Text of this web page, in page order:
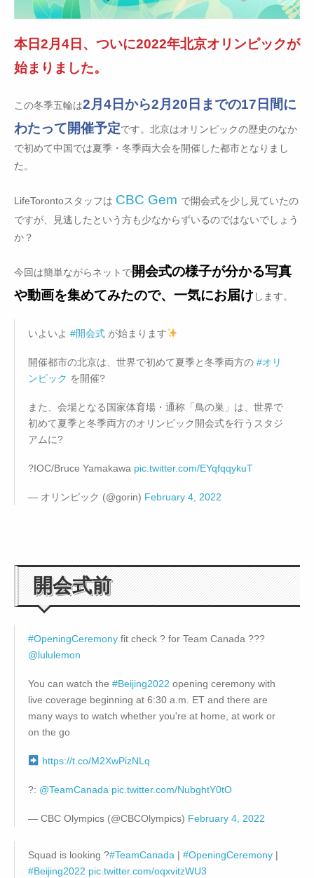
本日2月4日、ついに2022年北京オリンピックが
始まりました。
この冬季五輪は2月4日から2月20日までの17日間に
わたって開催予定です。北京はオリンピックの歴史のなか
で初めて中国では夏季・冬季両大会を開催した都市となりまし
た。
LifeTorontoスタッフは CBC Gem で開会式を少し見ていたの
ですが、見逃したという方も少なからずいるのではないでしょう
か？
今回は簡単ながらネットで開会式の様子が分かる写真
や動画を集めてみたので、一気にお届けします。
いよいよ #開会式 が始まります
開催都市の北京は、世界で初めて夏季と冬季両方の #オリ
ンピック を開催?
また、会場となる国家体育場・通称「鳥の巣」は、世界で
初めて夏季と冬季両方のオリンピック開会式を行うスタジ
アムに?
?IOC/Bruce Yamakawa pic.twitter.com/EYqfqqykuT
— オリンピック (@gorin) February 4, 2022
開会式前
#OpeningCeremony fit check ? for Team Canada ???
@lululemon
You can watch the #Beijing2022 opening ceremony with
live coverage beginning at 6:30 a.m. ET and there are
many ways to watch whether you're at home, at work or
on the go
https://t.co/M2XwPizNLq
?: @TeamCanada pic.twitter.com/NubghtY0tO
— CBC Olympics (@CBCOlympics) February 4, 2022
Squad is looking ?#TeamCanada | #OpeningCeremony |
#Beijing2022 pic.twitter.com/oqxvitzWU3